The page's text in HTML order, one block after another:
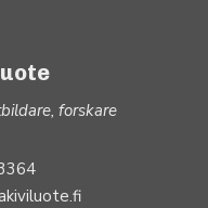
forskare